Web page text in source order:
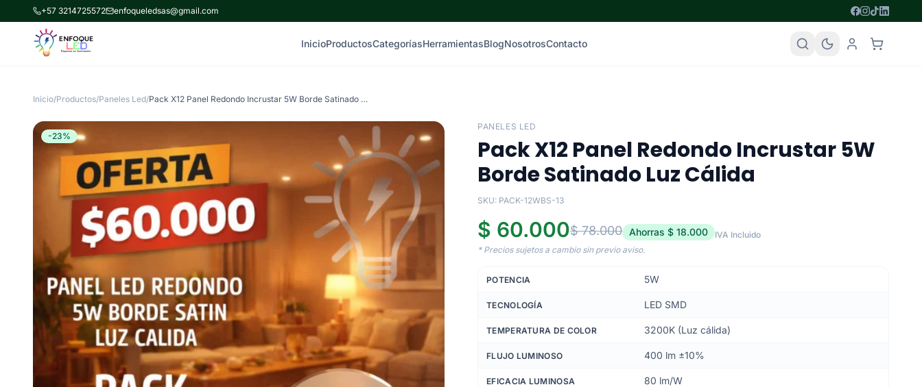
+57 3214725572 enfoqueledsas@gmail.com
InicioProductosCategoríasHerramientasBlogNosotrosContacto
Inicio/Productos/Paneles Led/ Pack X12 Panel Redondo Incrustar 5W Borde Satinado Luz Cálida
-23%
PANELES LED
Pack X12 Panel Redondo Incrustar 5W
Borde Satinado Luz Cálida
SKU: PACK-12WBS-13
$ 60.000$ 78.000 Ahorras $ 18.000
IVA Incluido
* Precios sujetos a cambio sin previo aviso.
POTENCIA 5W
TECNOLOGÍA LED SMD
TEMPERATURA DE COLOR 3200K (Luz cálida)
FLUJO LUMINOSO 400 lm ±10%
EFICACIA LUMINOSA 80 lm/W